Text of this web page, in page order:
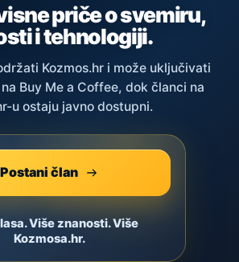
priče o svemiru,
i tehnologiji.
Kozmos.hr i može uključivati
Buy Me a Coffee, dok članci na
u ostaju javno dostupni.
Postani član
Više znanosti. Više
Kozmosa.hr.